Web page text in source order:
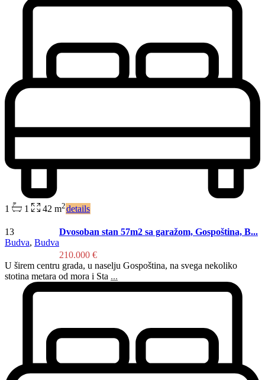
1 1 42 m2details
13
Budva, Budva
Dvosoban stan 57m2 sa garažom, Gospoština, B...
210.000 €
U širem centru grada, u naselju Gospoština, na svega nekoliko
stotina metara od mora i Sta ...